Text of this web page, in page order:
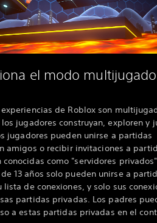
el modo
de Roblox son
jugadores construyan, exploren y
jugadores pueden unirse a partidas
amigos o recibir invitaciones a
como "servidores
13 años solo pueden unirse a
de conexiones, y solo sus
partidas privadas. Los padres
a estas partidas privadas en el